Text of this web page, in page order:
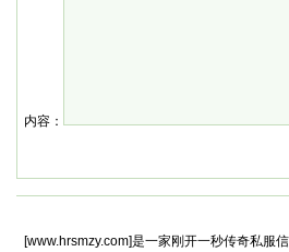
内容：
[www.hrsmzy.com]是一家刚开一秒传奇私服